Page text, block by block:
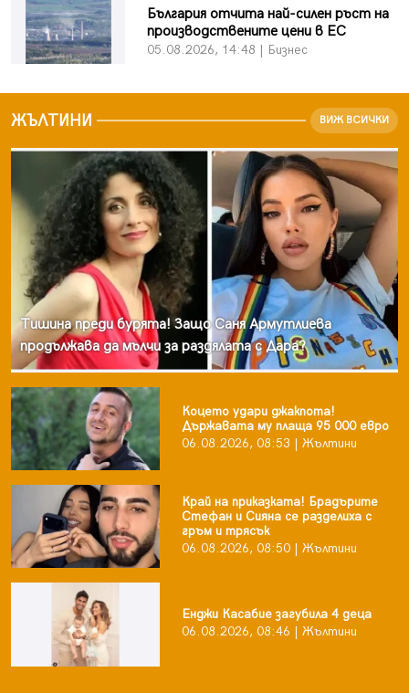
05.08.2026, 00:32
България отчита най-силен ръст на
производствените цени в ЕС
05.08.2026, 14:48 | Бизнес
ЖЪЛТИНИ ВИЖ ВСИЧКИ
Тишина преди бурята! Защо Саня Армутлиева
продължава да мълчи за раздялата с Дара?
Коцето удари джакпота!
Държавата му плаща 95 000 евро
06.08.2026, 08:53 | Жълтини
Край на приказката! Брадърите
Стефан и Сияна се разделиха с
гръм и трясък
06.08.2026, 08:50 | Жълтини
Енджи Касабие загубила 4 деца
06.08.2026, 08:46 | Жълтини